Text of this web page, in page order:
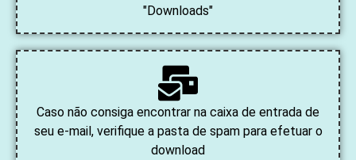
"Downloads"
Caso não consiga encontrar na caixa de entrada de
seu e-mail, verifique a pasta de spam para efetuar o
download